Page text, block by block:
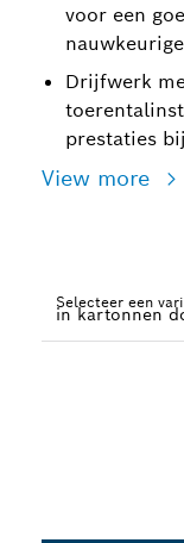
voor een
Drijfwerk
prestaties
View more
Selecteer een